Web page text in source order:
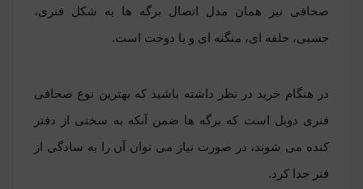
صحافی نیز همان مدل اتصال برگه ها به شکل فنری،
جسبی، حلقه ای، منگنه ای و یا دوخت است.
در هنگام خرید در نظر داشته باشید که بهترین نوع صحافی
فنری دوبل است که برگه ها ضمن آنکه به سختی از دفتر
کنده می شوند، در صورت نیاز می توان آن را به سادگی از
فنر جدا کرد.